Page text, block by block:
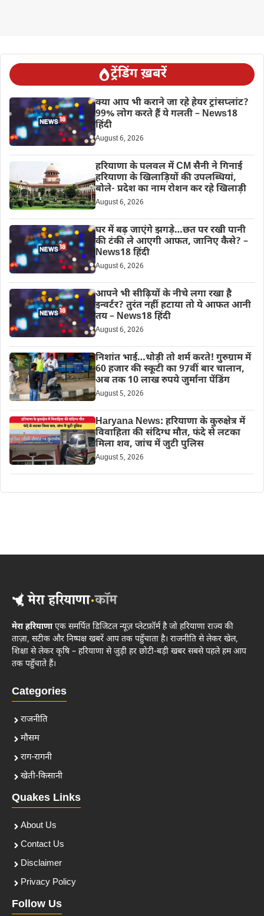
ट्रेंडिंग ख़बरें
क्या आप भी कराने जा रहे हेयर ट्रांसप्लांट?
99% लोग करते हैं ये गलती – News18
हिंदी
August 6, 2026
हरियाणा के पलवल में CM सैनी ने गिनाई
हरियाणा के खिलाड़ियों की उपलब्धियां,
बोले- प्रदेश का नाम रोशन कर रहे खिलाड़ी
August 6, 2026
घर में बढ़ जाएंगे झगड़े…छत पर रखी पानी
की टंकी ले आएगी आफत, जानिए कैसे? –
News18 हिंदी
August 6, 2026
आपने भी सीढ़ियों के नीचे लगा रखा है
इन्वर्टर? तुरंत नहीं हटाया तो ये आफत आनी
तय – News18 हिंदी
August 6, 2026
निशांत भाई…थोड़ी तो शर्म करते! गुरुग्राम में
60 हजार की स्कूटी का 97वीं बार चालान,
अब तक 10 लाख रुपये जुर्माना पेंडिंग
August 5, 2026
Haryana News: हरियाणा के कुरुक्षेत्र में
विवाहिता की संदिग्ध मौत, फंदे से लटका
मिला शव, जांच में जुटी पुलिस
August 5, 2026
मेरा हरियाणाएक समर्पित डिजिटल न्यूज़ प्लेटफ़ॉर्म है जो हरियाणा राज्य की
ताज़ा, सटीक और निष्पक्ष खबरें आप तक पहुँचाता है। राजनीति से लेकर खेल,
शिक्षा से लेकर कृषि – हरियाणा से जुड़ी हर छोटी-बड़ी खबर सबसे पहले हम आप
तक पहुँचाते हैं।
Categories
राजनीति
मौसम
राग-रागनी
खेती-किसानी
Quakes Links
About Us
Contact Us
Disclaimer
Privacy Policy
Follow Us